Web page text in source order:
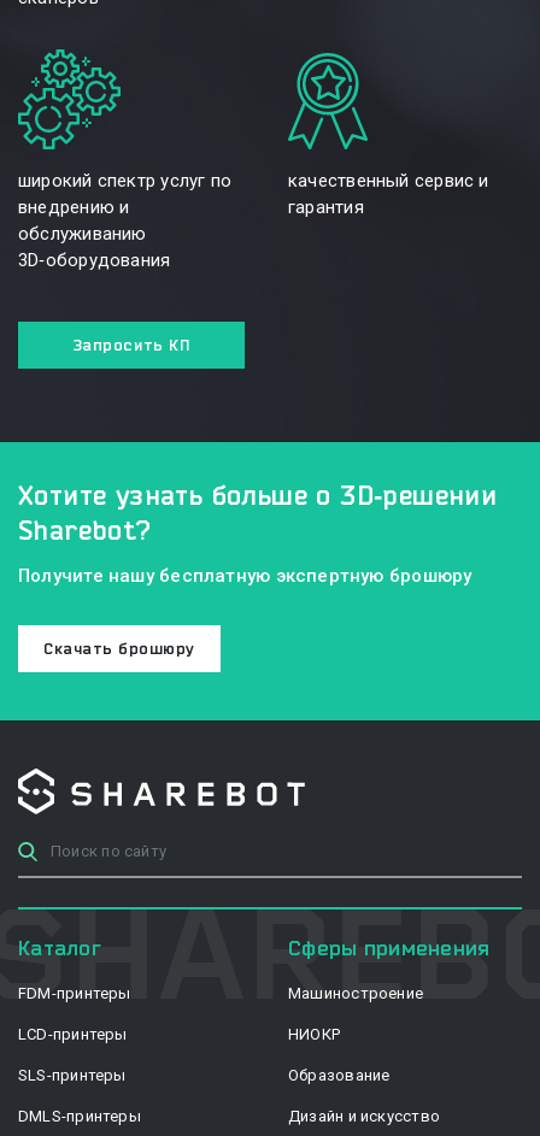
широкий спектр услуг по
внедрению и
обслуживанию
3D‑оборудования
качественный сервис и
гарантия
Запросить КП
Хотите узнать больше о 3D‑решении
Sharebot?
Получите нашу бесплатную экспертную брошюру
Скачать брошюру
Каталог
FDM-принтеры
LCD-принтеры
SLS-принтеры
DMLS-принтеры
Сферы применения
Машиностроение
НИОКР
Образование
Дизайн и искусство